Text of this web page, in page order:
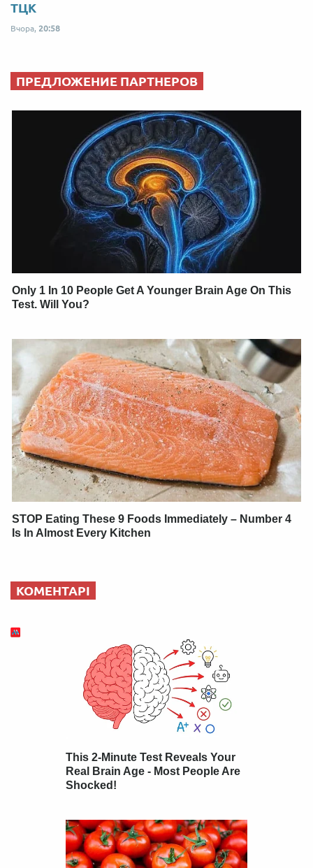
ТЦК
Вчора, 20:58
ПРЕДЛОЖЕНИЕ ПАРТНЕРОВ
Only 1 In 10 People Get A Younger Brain Age On This
Test. Will You?
STOP Eating These 9 Foods Immediately – Number 4
Is In Almost Every Kitchen
КОМЕНТАРІ